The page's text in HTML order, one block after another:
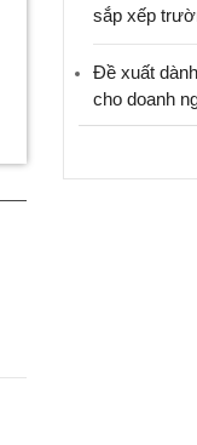
sắp xếp
Đề xuất
cho doanh